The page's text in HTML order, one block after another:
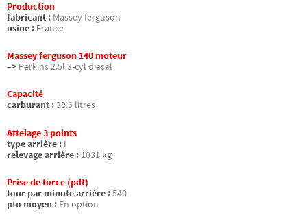
Production
fabricant : Massey ferguson
usine : France
Massey ferguson 140 moteur
–> Perkins 2.5l 3-cyl diesel
Capacité
carburant :38.6 litres
Attelage 3 points
type arrière : I
relevage arrière : 1031 kg
Prise de force (pdf)
tour par minute arrière :540
pto moyen : En option